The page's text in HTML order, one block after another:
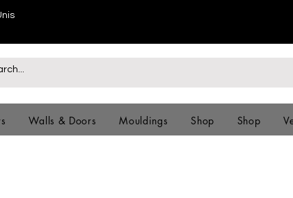
Walls & Doors Mouldings Shop Shop